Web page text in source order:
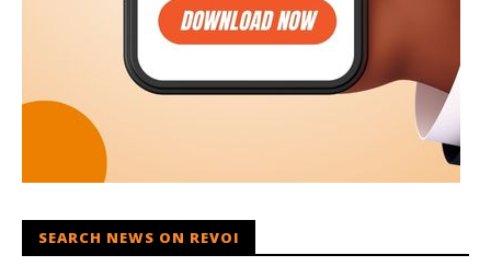
SEARCH NEWS ON REVOI